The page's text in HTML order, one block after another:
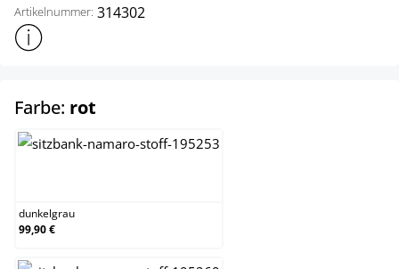
Artikelnummer: 314302
Weitere Produktinformationen anzeigen
Farbe: rot
dunkelgrau
99,90 €